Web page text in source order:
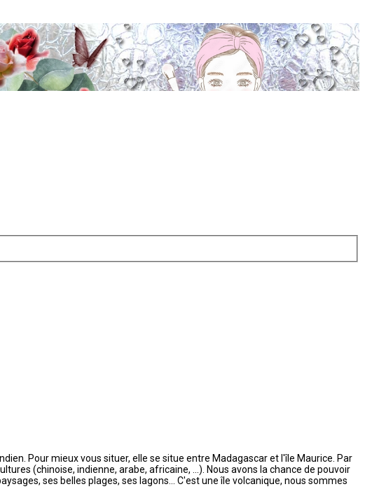
Pour mieux vous situer, elle se situe entre Madagascar et l'île Maurice. Par
(chinoise, indienne, arabe, africaine, ...). Nous avons la chance de pouvoir
ses belles plages, ses lagons... C'est une île volcanique, nous sommes